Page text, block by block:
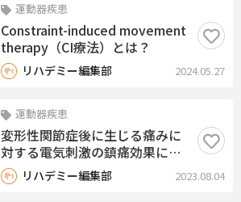
運動器疾患
Constraint-induced movement
therapy（CI療法）とは？
リハデミー編集部 2024.05.27
運動器疾患
変形性関節症後に生じる痛みに
対する電気刺激の鎮痛効果につ
いて（４）〜痛みにおけるゲー
トコントロール理論と経皮的電
リハデミー編集部 2023.08.04